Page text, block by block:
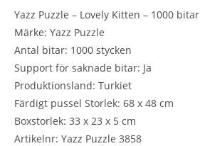
Yazz Puzzle – Lovely Kitten – 1000 bitar
Märke: Yazz Puzzle
Antal bitar: 1000 stycken
Support för saknade bitar: Ja
Produktionsland: Turkiet
Färdigt pussel Storlek: 68 x 48 cm
Boxstorlek: 33 x 23 x 5 cm
Artikelnr: Yazz Puzzle 3858